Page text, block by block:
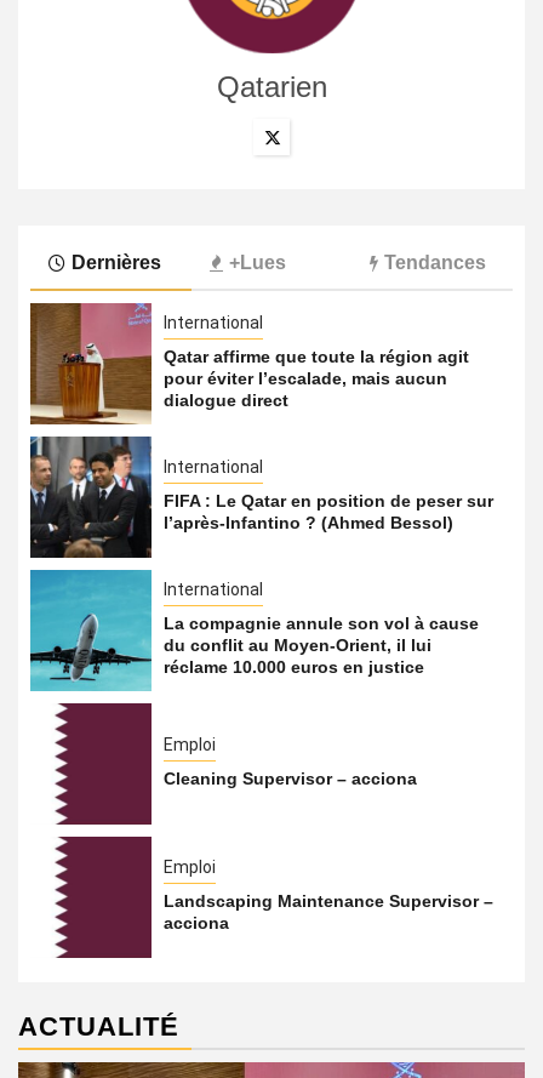
Qatarien
Dernières +Lues Tendances
International
Qatar affirme que toute la région agit
pour éviter l’escalade, mais aucun
dialogue direct
International
FIFA : Le Qatar en position de peser sur
l’après-Infantino ? (Ahmed Bessol)
International
La compagnie annule son vol à cause
du conflit au Moyen-Orient, il lui
réclame 10.000 euros en justice
Emploi
Cleaning Supervisor – acciona
Emploi
Landscaping Maintenance Supervisor –
acciona
ACTUALITÉ